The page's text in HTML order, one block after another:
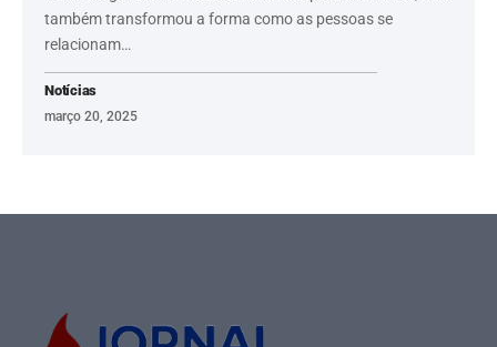
também transformou a forma como as pessoas se
relacionam…
Notícias
março 20, 2025